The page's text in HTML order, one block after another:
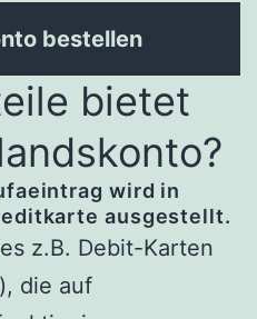
bestellen
bietet
wird in
ausgestellt.
z.B. Debit-Karten
die auf